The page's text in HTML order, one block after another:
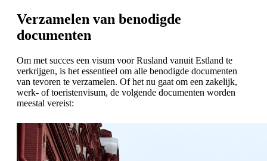
Verzamelen van benodigde
documenten
Om met succes een visum voor Rusland vanuit Estland te
verkrijgen, is het essentieel om alle benodigde documenten
van tevoren te verzamelen. Of het nu gaat om een zakelijk,
werk- of toeristenvisum, de volgende documenten worden
meestal vereist: